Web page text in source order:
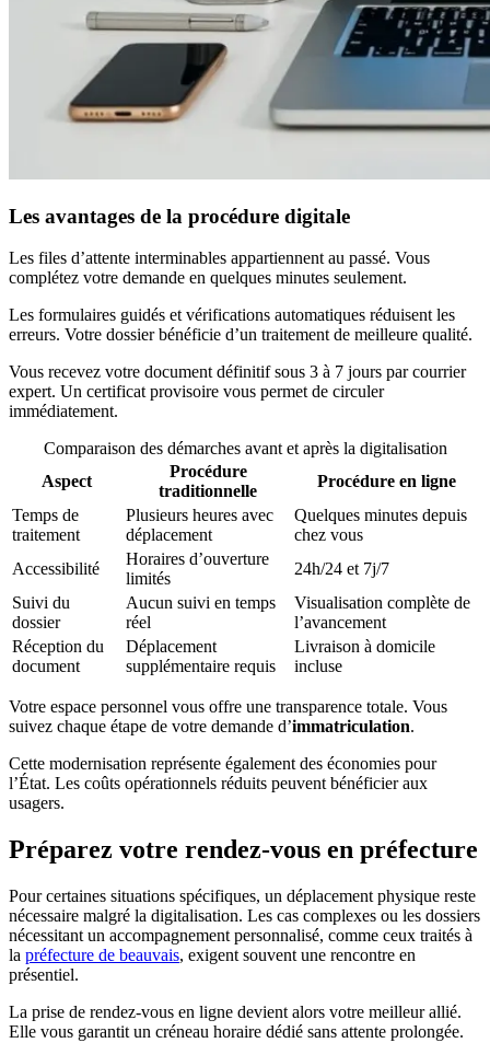
Les avantages de la procédure digitale
Les files d’attente interminables appartiennent au passé. Vous
complétez votre demande en quelques minutes seulement.
Les formulaires guidés et vérifications automatiques réduisent les
erreurs. Votre dossier bénéficie d’un traitement de meilleure qualité.
Vous recevez votre document définitif sous 3 à 7 jours par courrier
expert. Un certificat provisoire vous permet de circuler
immédiatement.
Comparaison des démarches avant et après la digitalisation
Aspect
Procédure
traditionnelle
Procédure en ligne
Temps de
traitement
Plusieurs heures avec
déplacement
Quelques minutes depuis
chez vous
Accessibilité
Horaires d’ouverture
limités
24h/24 et 7j/7
Suivi du
dossier
Aucun suivi en temps
réel
Visualisation complète de
l’avancement
Réception du
document
Déplacement
supplémentaire requis
Livraison à domicile
incluse
Votre espace personnel vous offre une transparence totale. Vous
suivez chaque étape de votre demande d’immatriculation.
Cette modernisation représente également des économies pour
l’État. Les coûts opérationnels réduits peuvent bénéficier aux
usagers.
Préparez votre rendez-vous en préfecture
Pour certaines situations spécifiques, un déplacement physique reste
nécessaire malgré la digitalisation. Les cas complexes ou les dossiers
nécessitant un accompagnement personnalisé, comme ceux traités à
la préfecture de beauvais, exigent souvent une rencontre en
présentiel.
La prise de rendez-vous en ligne devient alors votre meilleur allié.
Elle vous garantit un créneau horaire dédié sans attente prolongée.